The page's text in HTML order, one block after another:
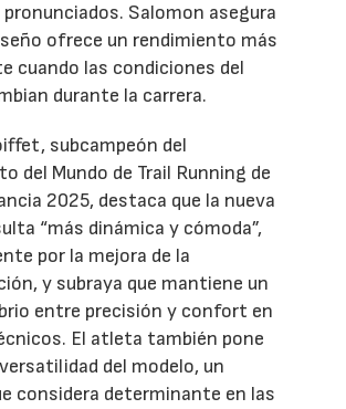
Salomon asegura
ofrece un rendimiento más
cuando las condiciones del
durante la carrera.
subcampeón del
del Mundo de Trail Running de
2025, destaca que la nueva
“más dinámica y cómoda”,
por la mejora de la
y subraya que mantiene un
entre precisión y confort en
El atleta también pone
del modelo, un
considera determinante en las